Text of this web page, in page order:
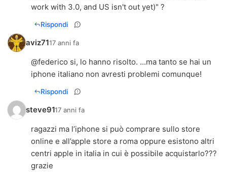
work with 3.0, and US isn't out yet)" ?
Rispondi
aviz7117 anni fa
@federico si, lo hanno risolto. ...ma tanto se hai un
iphone italiano non avresti problemi comunque!
Rispondi
steve9117 anni fa
ragazzi ma l’iphone si può comprare sullo store
online e all’apple store a roma oppure esistono altri
centri apple in italia in cui è possibile acquistarlo???
grazie